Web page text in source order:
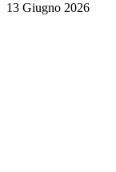
13 Giugno 2026